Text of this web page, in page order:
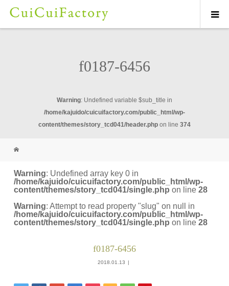
f0187-6456
Warning: Undefined variable $sub_title in
/home/kajuido/cuicuifactory.com/public_html/wp-
content/themes/story_tcd041/header.php on line 374
Warning: Undefined array key 0 in
/home/kajuido/cuicuifactory.com/public_html/wp-
content/themes/story_tcd041/single.php on line28
Warning: Attempt to read property "slug" on null in
/home/kajuido/cuicuifactory.com/public_html/wp-
content/themes/story_tcd041/single.php on line28
f0187-6456
2018.01.13